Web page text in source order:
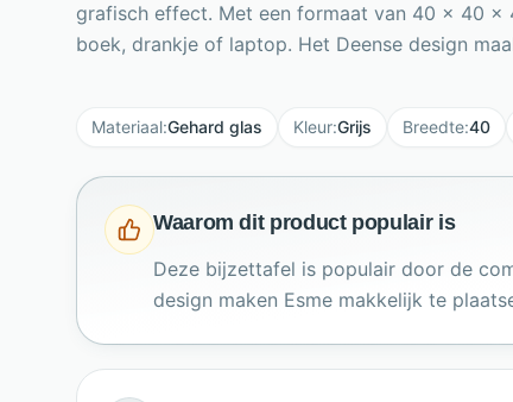
grafisch effect. Met een formaat van 40 x 40 x
boek, drankje of laptop. Het Deense design
Materiaal:Gehard glas Kleur:Grijs Breedte:40
Waarom dit product populair is
Deze bijzettafel is populair door de
design maken Esme makkelijk te